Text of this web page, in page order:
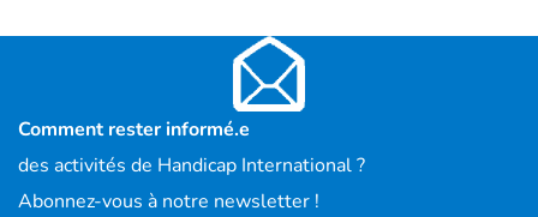
Comment rester informé.e
des activités de Handicap International ?
Abonnez-vous à notre newsletter !